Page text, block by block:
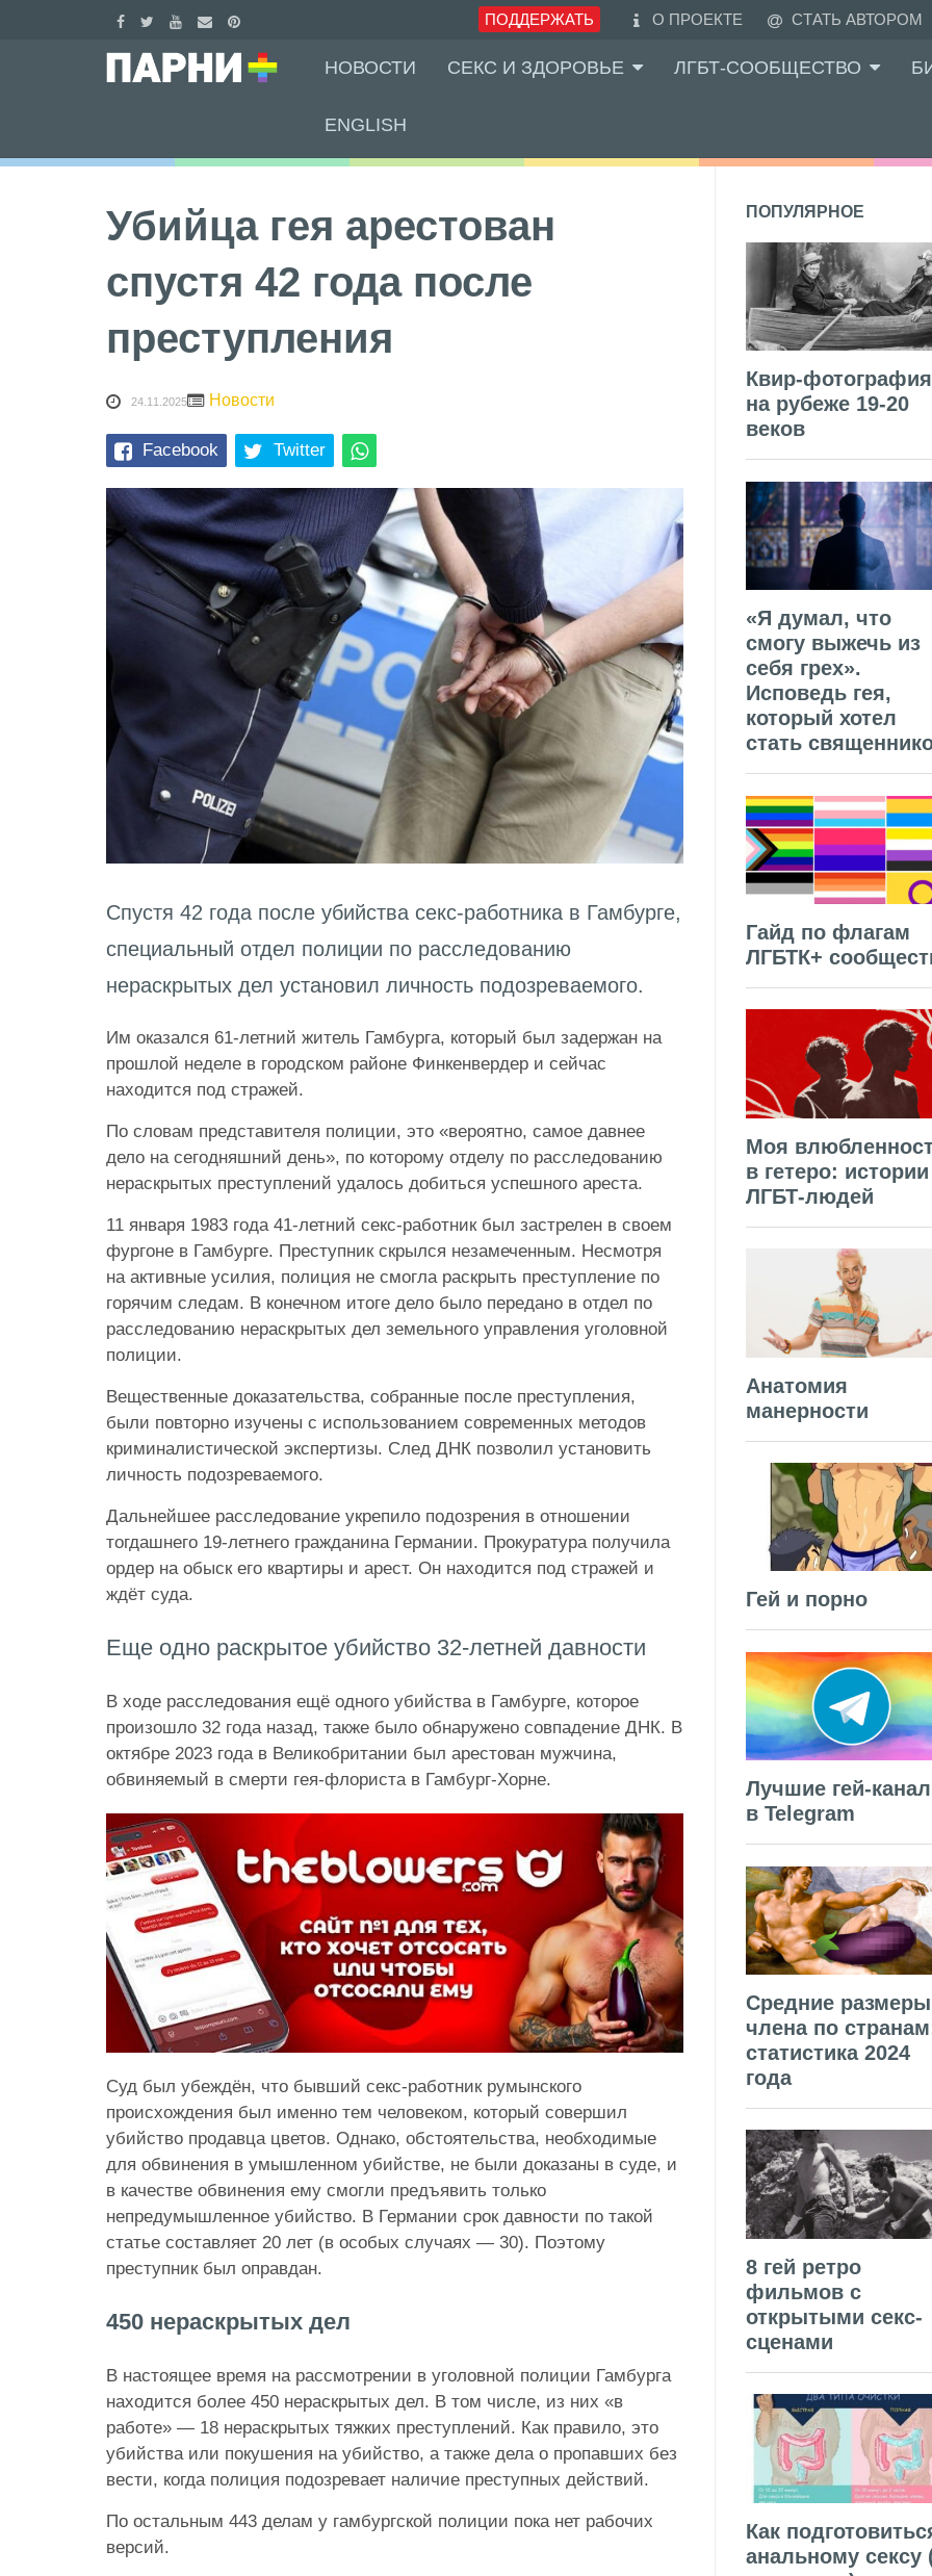
ПОДДЕРЖАТЬ О ПРОЕКТЕ СТАТЬ АВТОРОМ
НОВОСТИ СЕКС И ЗДОРОВЬЕ ЛГБТ-СООБЩЕСТВО
ENGLISH
Убийца гея арестован
спустя 42 года после
преступления
24.11.2025 Новости
Facebook Twitter
Спустя 42 года после убийства секс-работника в Гамбурге,
специальный отдел полиции по расследованию
нераскрытых дел установил личность подозреваемого.
Им оказался 61-летний житель Гамбурга, который был задержан на
прошлой неделе в городском районе Финкенвердер и сейчас
находится под стражей.
По словам представителя полиции, это «вероятно, самое давнее
дело на сегодняшний день», по которому отделу по расследованию
нераскрытых преступлений удалось добиться успешного ареста.
11 января 1983 года 41-летний секс-работник был застрелен в своем
фургоне в Гамбурге. Преступник скрылся незамеченным. Несмотря
на активные усилия, полиция не смогла раскрыть преступление по
горячим следам. В конечном итоге дело было передано в отдел по
расследованию нераскрытых дел земельного управления уголовной
полиции.
Вещественные доказательства, собранные после преступления,
были повторно изучены с использованием современных методов
криминалистической экспертизы. След ДНК позволил установить
личность подозреваемого.
Дальнейшее расследование укрепило подозрения в отношении
тогдашнего 19-летнего гражданина Германии. Прокуратура получила
ордер на обыск его квартиры и арест. Он находится под стражей и
ждёт суда.
Еще одно раскрытое убийство 32-летней давности
В ходе расследования ещё одного убийства в Гамбурге, которое
произошло 32 года назад, также было обнаружено совпадение ДНК. В
октябре 2023 года в Великобритании был арестован мужчина,
обвиняемый в смерти гея-флориста в Гамбург-Хорне.
Суд был убеждён, что бывший секс-работник румынского
происхождения был именно тем человеком, который совершил
убийство продавца цветов. Однако, обстоятельства, необходимые
для обвинения в умышленном убийстве, не были доказаны в суде, и
в качестве обвинения ему смогли предъявить только
непредумышленное убийство. В Германии срок давности по такой
статье составляет 20 лет (в особых случаях — 30). Поэтому
преступник был оправдан.
450 нераскрытых дел
В настоящее время на рассмотрении в уголовной полиции Гамбурга
находится более 450 нераскрытых дел. В том числе, из них «в
работе» — 18 нераскрытых тяжких преступлений. Как правило, это
убийства или покушения на убийство, а также дела о пропавших без
вести, когда полиция подозревает наличие преступных действий.
По остальным 443 делам у гамбургской полиции пока нет рабочих
версий.
ПОПУЛЯРНОЕ
Квир-фотография
на рубеже 19-20
веков
«Я думал, что
смогу выжечь из
себя грех».
Исповедь гея,
который хотел
стать
Гайд по флагам
ЛГБТК+
Моя
в гетеро: истории
ЛГБТ-людей
Анатомия
манерности
Гей и порно
Лучшие гей-
в Telegram
Средние размеры
члена по
статистика 2024
года
8 гей ретро
фильмов с
открытыми секс-
сценами
Как
анальному сексу